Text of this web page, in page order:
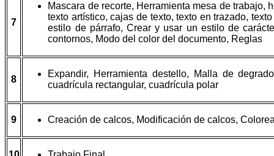
7
Mascara de recorte, Herramienta mesa de trabajo,
texto artístico, cajas de texto, texto en trazado,
estilo de párrafo, Crear y usar un estilo de
contornos, Modo del color del documento, Reglas
8
Expandir, Herramienta destello, Malla de
cuadrícula rectangular, cuadrícula polar
9 Creación de calcos, Modificación de calcos,